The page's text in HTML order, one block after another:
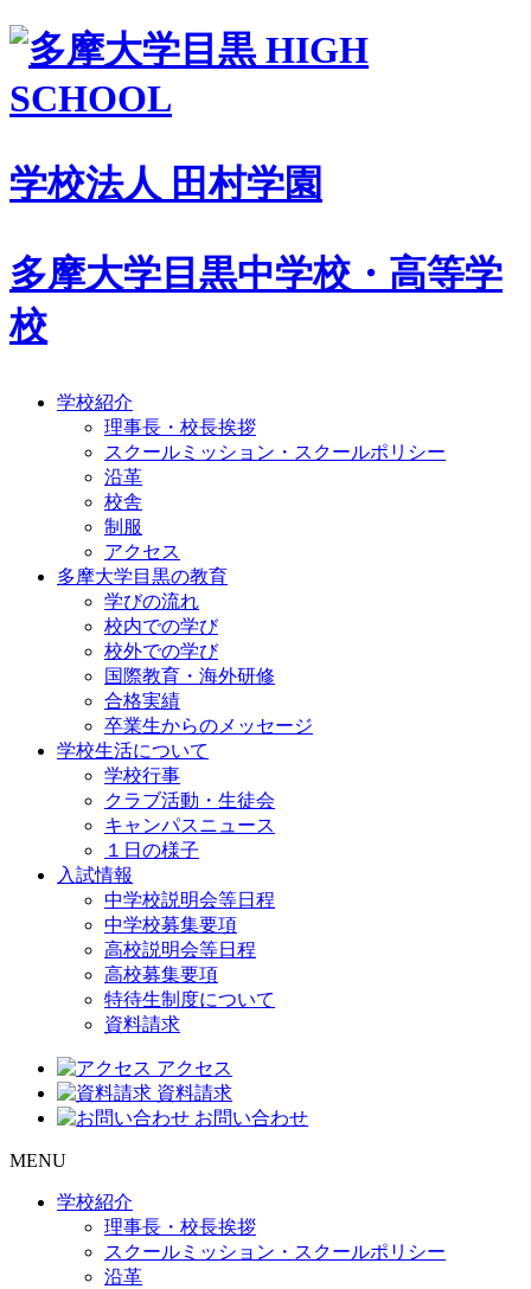
学校法人 田村学園
多摩大学目黒中学校・高等学
校
学校紹介
理事長・校長挨拶
スクールミッション・スクールポリシー
沿革
校舎
制服
アクセス
多摩大学目黒の教育
学びの流れ
校内での学び
校外での学び
国際教育・海外研修
合格実績
卒業生からのメッセージ
学校生活について
学校行事
クラブ活動・生徒会
キャンパスニュース
１日の様子
入試情報
中学校説明会等日程
中学校募集要項
高校説明会等日程
高校募集要項
特待生制度について
資料請求
アクセス
資料請求
お問い合わせ
MENU
学校紹介
理事長・校長挨拶
スクールミッション・スクールポリシー
沿革